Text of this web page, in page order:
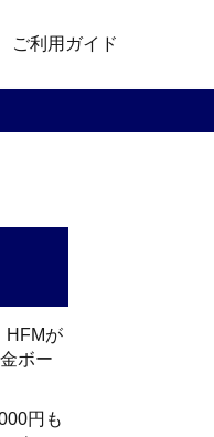
ご利用ガイド
HFMが
ボー
円も